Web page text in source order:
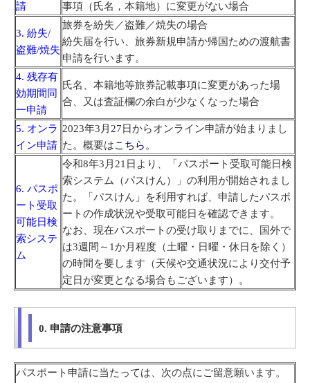
請
事項（氏名，本籍地）に変更がない場合
3. 紛失/
盗難/焼失
旅券を紛失／盗難／焼失の場合
紛失届を行い、旅券新規申請か帰国ための渡航書
申請を行います。
4. 残存有
効期間同
一申請
氏名、本籍地等旅券記載事項に変更があった場
合、又は査証欄の余白が少なくなった場合
5. オンラ
イン申請
2023年3月27日からオンライン申請が始まりまし
た。概要はこちら。
6. パスポ
ート受取
可能日検
索システ
ム
令和8年3月21日より、「パスポート受取可能日検
索システム（パスけん）」の利用が開始されまし
た。
「パスけん」を利用すれば、申請したパスポ
ートの作成状況や受取可能日を確認できます。
なお、 現在パスポートの受け取りまでに、国外で
は3週間～1か月程度（土曜・日曜・休日を除く）
の時間を要します（天候や交通状況により交付予
定日が変更となる場合もございます）。
0. 申請の注意事項
パスポート申請に当たっては、次の点にご留意願います。